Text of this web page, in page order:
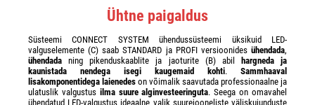
Ühtne paigaldus
Süsteemi CONNECT SYSTEM ühendussüsteemi üksikuid LED-
valguselemente (C) saab STANDARD ja PROFI versioonides ühendada,
ühendada ning pikenduskaablite ja jaoturite (B) abil hargneda ja
kaunistada nendega isegi kaugemaid kohti. Sammhaaval
lisakomponentidega laienedes on võimalik saavutada professionaalne ja
ulatuslik valgustus ilma suure alginvesteeringuta. Seega on omavahel
ühendatud LED-valgustus ideaalne valik suurejooneliste väliskujunduste